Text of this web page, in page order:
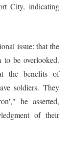
City, indicating
issue: that the
to be overlooked.
the benefits of
soldiers. They
he asserted,
of their